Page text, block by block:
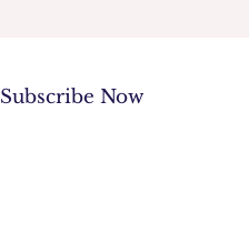
Subscribe Now